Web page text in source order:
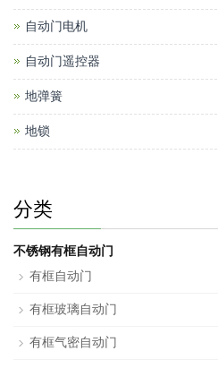
自动门电机
自动门遥控器
地弹簧
地锁
分类
不锈钢有框自动门
有框自动门
有框玻璃自动门
有框气密自动门